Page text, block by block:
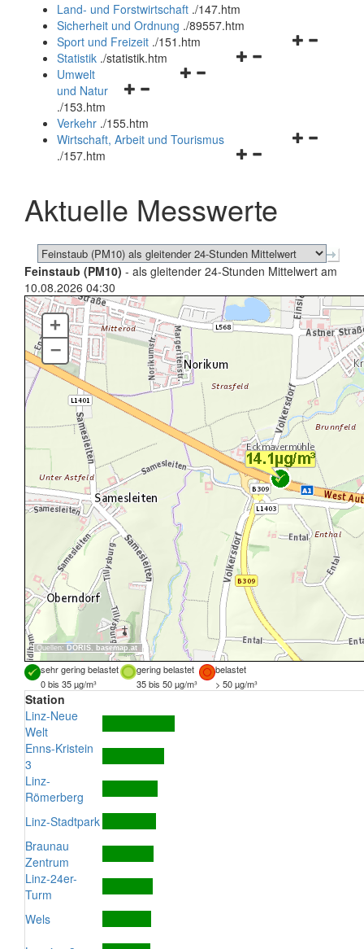
und
schließen
Land- und Forstwirtschaft ./147.htm
Sicherheit und Ordnung ./89557.htm
Navigationsmenü
Sport und Freizeit ./151.htm
Navigationsmenü
Statistik ./statistik.htm
Navigationsmenü
und
schließen
Umwelt
und Natur
./153.htm
Verkehr ./155.htm
Navigationsmenü
schließen
Wirtschaft, Arbeit und Tourismus
./157.htm
Aktuelle Messwerte
Feinstaub (PM10) - als gleitender 24-Stunden Mittelwert am
10.08.2026 04:30
Quellen: DORIS, basemap.at
+
–
sehr gering belastet gering belastet
belastet
0 bis 35 µg/m³
35 bis 50 µg/m³ > 50 µg/m³
Station
Linz-Neue
Welt
Enns-Kristein
3
Linz-
Römerberg
Linz-Stadtpark
Braunau
Zentrum
Linz-24er-
Turm
Wels